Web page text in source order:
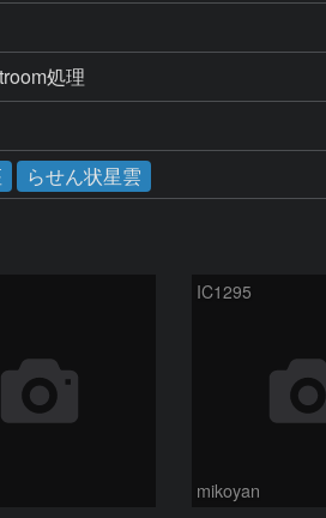
処理
らせん状星雲
IC1295
mikoyan